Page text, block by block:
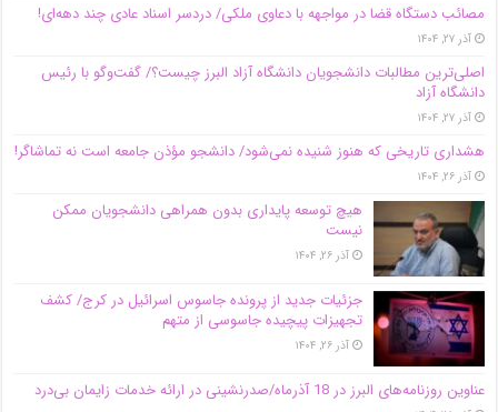
مصائب دستگاه قضا در مواجهه با دعاوی ملکی/ دردسر اسناد عادی چند‌ دهه‌ای!
آذر ۲۷, ۱۴۰۴
اصلی‌ترین مطالبات دانشجویان دانشگاه آزاد البرز چیست؟/ گفت‌وگو با رئیس
دانشگاه آز‌اد
آذر ۲۷, ۱۴۰۴
هشداری تاریخی که هنوز شنیده نمی‌شود/ دانشجو مؤذن جامعه است نه تماشاگر!
آذر ۲۶, ۱۴۰۴
هیچ توسعه پایداری بدون همراهی دانشجویان ممکن
نیست
آذر ۲۶, ۱۴۰۴
جزئیات جدید از پرونده جاسوس اسرائیل در کرج/‌ کشف
تجهیزات پیچیده جاسوسی از متهم
آذر ۲۶, ۱۴۰۴
عناوین روزنامه‌های البرز در ‌18 آذرماه/صدرنشینی در ارائه خدمات زایمان بی‌درد